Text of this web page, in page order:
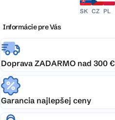
SK CZ PL
Informácie pre Vás
Doprava ZADARMO nad 300 €
Garancia najlepšej ceny